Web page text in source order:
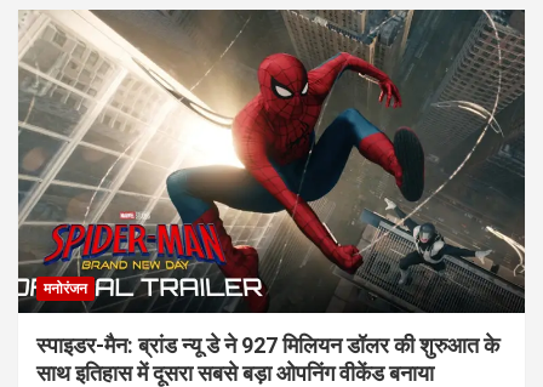
मनोरंजन
स्पाइडर-मैन: ब्रांड न्यू डे ने 927 मिलियन डॉलर की शुरुआत के
साथ इतिहास में दूसरा सबसे बड़ा ओपनिंग वीकेंड बनाया